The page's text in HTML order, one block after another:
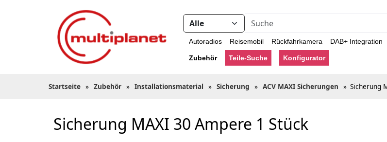
Autoradios Reisemobil Rückfahrkamera DAB+ Integration
Zubehör Teile-Suche Konfigurator
Startseite » Zubehör » Installationsmaterial » Sicherung » ACV MAXI Sicherungen » Sicherung
Sicherung MAXI 30 Ampere 1 Stück